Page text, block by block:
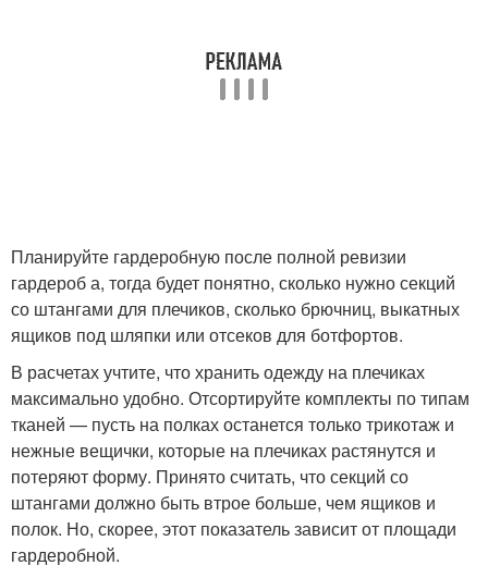
Планируйте гардеробную после полной ревизии
гардероб а, тогда будет понятно, сколько нужно секций
со штангами для плечиков, сколько брючниц, выкатных
ящиков под шляпки или отсеков для ботфортов.
В расчетах учтите, что хранить одежду на плечиках
максимально удобно. Отсортируйте комплекты по типам
тканей — пусть на полках останется только трикотаж и
нежные вещички, которые на плечиках растянутся и
потеряют форму. Принято считать, что секций со
штангами должно быть втрое больше, чем ящиков и
полок. Но, скорее, этот показатель зависит от площади
гардеробной.